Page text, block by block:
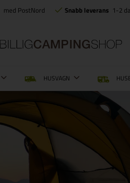
med PostNord Snabb leverans 1-2
HUSVAGN